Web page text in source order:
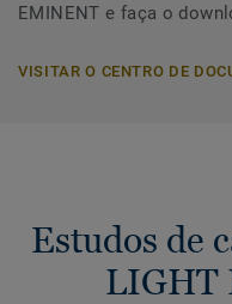
EMINENT e faça o
VISITAR O CENTRO DE
Estudos de
LIGHT